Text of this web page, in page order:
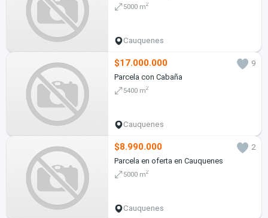
5000 m2
Cauquenes
$17.000.000
9
Parcela con Cabaña
5400 m2
Cauquenes
$8.990.000
2
Parcela en oferta en Cauquenes
5000 m2
Cauquenes